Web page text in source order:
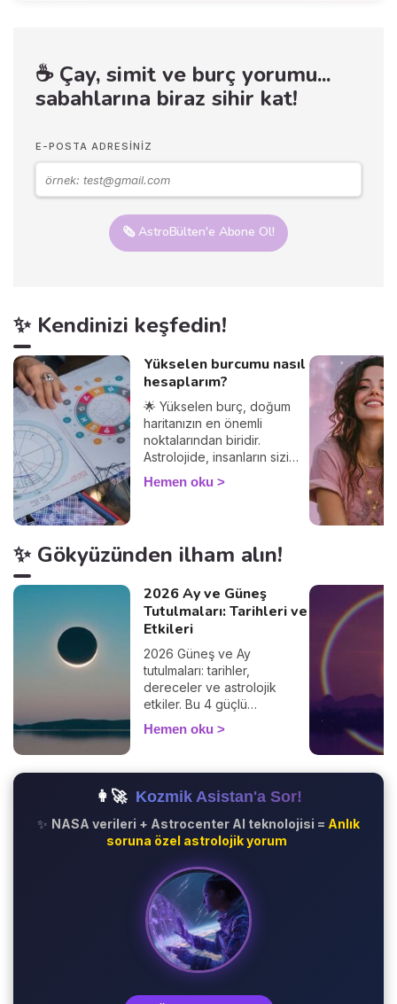
☕ Çay, simit ve burç yorumu...
sabahlarına biraz sihir kat!
E-POSTA ADRESINIZ
🗞️ AstroBülten'e Abone Ol!
✨ Kendinizi keşfedin!
Yükselen burcumu nasıl
hesaplarım?
🌟 Yükselen burç, doğum
haritanızın en önemli
noktalarından biridir.
Astrolojide, insanların sizi
nasıl gördüğünü ve
diğerleriyle olan
ve ilişkileriniz üzerindeki
yükselen burç hesaplama
nasıl yapılır? Çok basit! Tek
ihtiyacınız olan doğum
%100 güvenilir bir sonuç
alacağınızdan emin
olabilirsiniz 🙏.
Hemen oku
✨ Gökyüzünden ilham alın!
2026 Ay ve Güneş
Tutulmaları: Tarihleri ve
Etkileri
2026 Güneş ve Ay
tutulmaları: tarihler,
dereceler ve astrolojik
etkiler. Bu 4 güçlü
fenomenin hayatınızı nasıl
etkilediğini keşfedin.
Hemen oku
👩‍🚀 Kozmik Asistan'a Sor!
✨ NASA verileri + Astrocenter AI teknolojisi = Anlık
soruna özel astrolojik yorum